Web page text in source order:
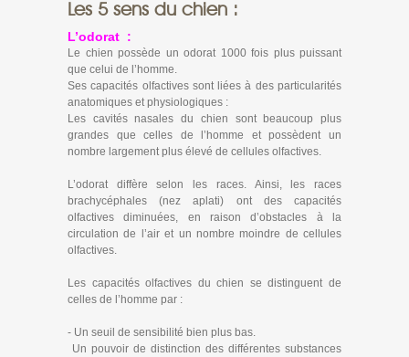
Les 5 sens du chien :
L’odorat :
Le chien possède un odorat 1000 fois plus puissant
que celui de l’homme.
Ses capacités olfactives sont liées à des particularités
anatomiques et physiologiques :
Les cavités nasales du chien sont beaucoup plus
grandes que celles de l’homme et possèdent un
nombre largement plus élevé de cellules olfactives.
L’odorat diffère selon les races. Ainsi, les races
brachycéphales (nez aplati) ont des capacités
olfactives diminuées, en raison d’obstacles à la
circulation de l’air et un nombre moindre de cellules
olfactives.
Les capacités olfactives du chien se distinguent de
celles de l’homme par :
- Un seuil de sensibilité bien plus bas.
Un pouvoir de distinction des différentes substances